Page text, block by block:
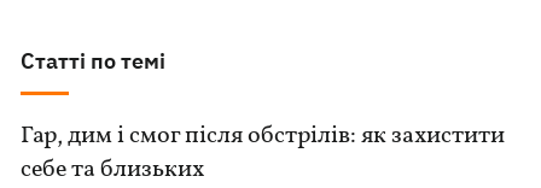
Статті по темі
Гар, дим і смог після обстрілів: як захистити
себе та близьких